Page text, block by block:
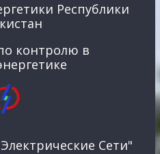
Республики
контролю в
Сети"